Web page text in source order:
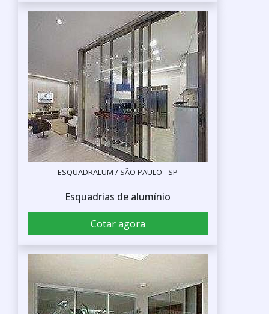
ESQUADRALUM / SÃO PAULO - SP
Esquadrias de alumínio
Cotar agora